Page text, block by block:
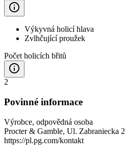
Výkyvná holicí hlava
Zvlhčující proužek
Počet holicích břitů
2
Povinné informace
Výrobce, odpovědná osoba
Procter & Gamble, Ul. Zabraniecka
https://pl.pg.com/kontakt